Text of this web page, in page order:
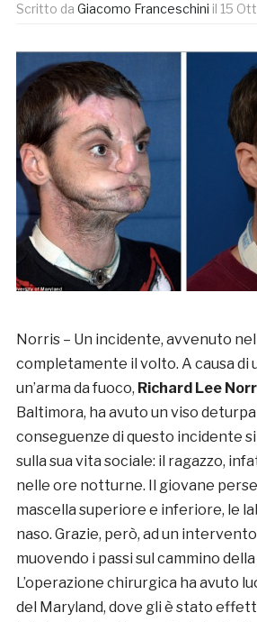
Scritto da Giacomo Franceschini il 15
Norris – Un incidente, avvenuto
completamente il volto. A causa di
un’arma da fuoco, Richard Lee
Baltimora, ha avuto un viso
conseguenze di questo incidente
sulla sua vita sociale: il ragazzo,
nelle ore notturne. Il giovane
mascella superiore e inferiore, le
naso. Grazie, però, ad un
muovendo i passi sul cammino
L’operazione chirurgica ha avuto
del Maryland, dove gli è stato